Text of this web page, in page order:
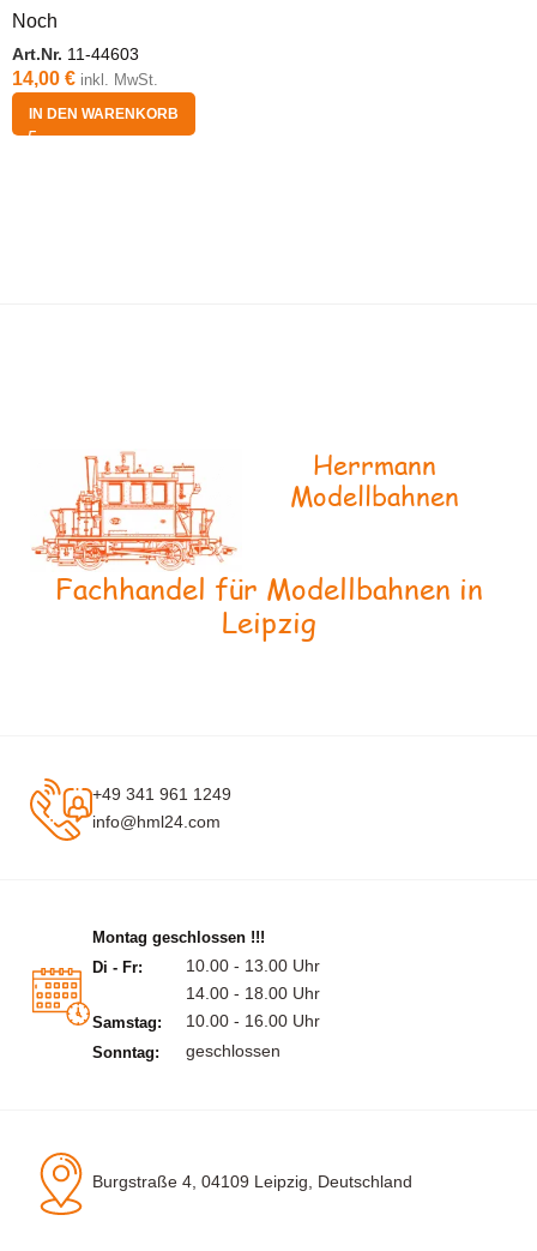
Noch
Art.Nr. 11-44603
14,00 € inkl. MwSt.
IN DEN WARENKORB
Herrmann
Modellbahnen
Fachhandel für Modellbahnen in
Leipzig
+49 341 961 1249
info@hml24.com
Montag geschlossen !!!
Di - Fr:
10.00 - 13.00 Uhr
14.00 - 18.00 Uhr
Samstag: 10.00 - 16.00 Uhr
Sonntag: geschlossen
Burgstraße 4, 04109 Leipzig, Deutschland